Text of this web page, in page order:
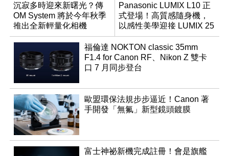
沉寂多時迎來新曙光？傳
OM System 將於今年秋季
推出全新輕量化相機
Panasonic LUMIX L10 正
式登場！高質感隨身機，
以感性美學迎接 LUMIX 25
週年
福倫達 NOKTON classic 35mm
F1.4 for Canon RF、Nikon Z 雙卡
口 7 月同步登台
歐盟環保法規步步逼近！Canon 著
手開發「無氟」新型鏡頭鍍膜
富士神祕新機完成註冊！會是旗艦